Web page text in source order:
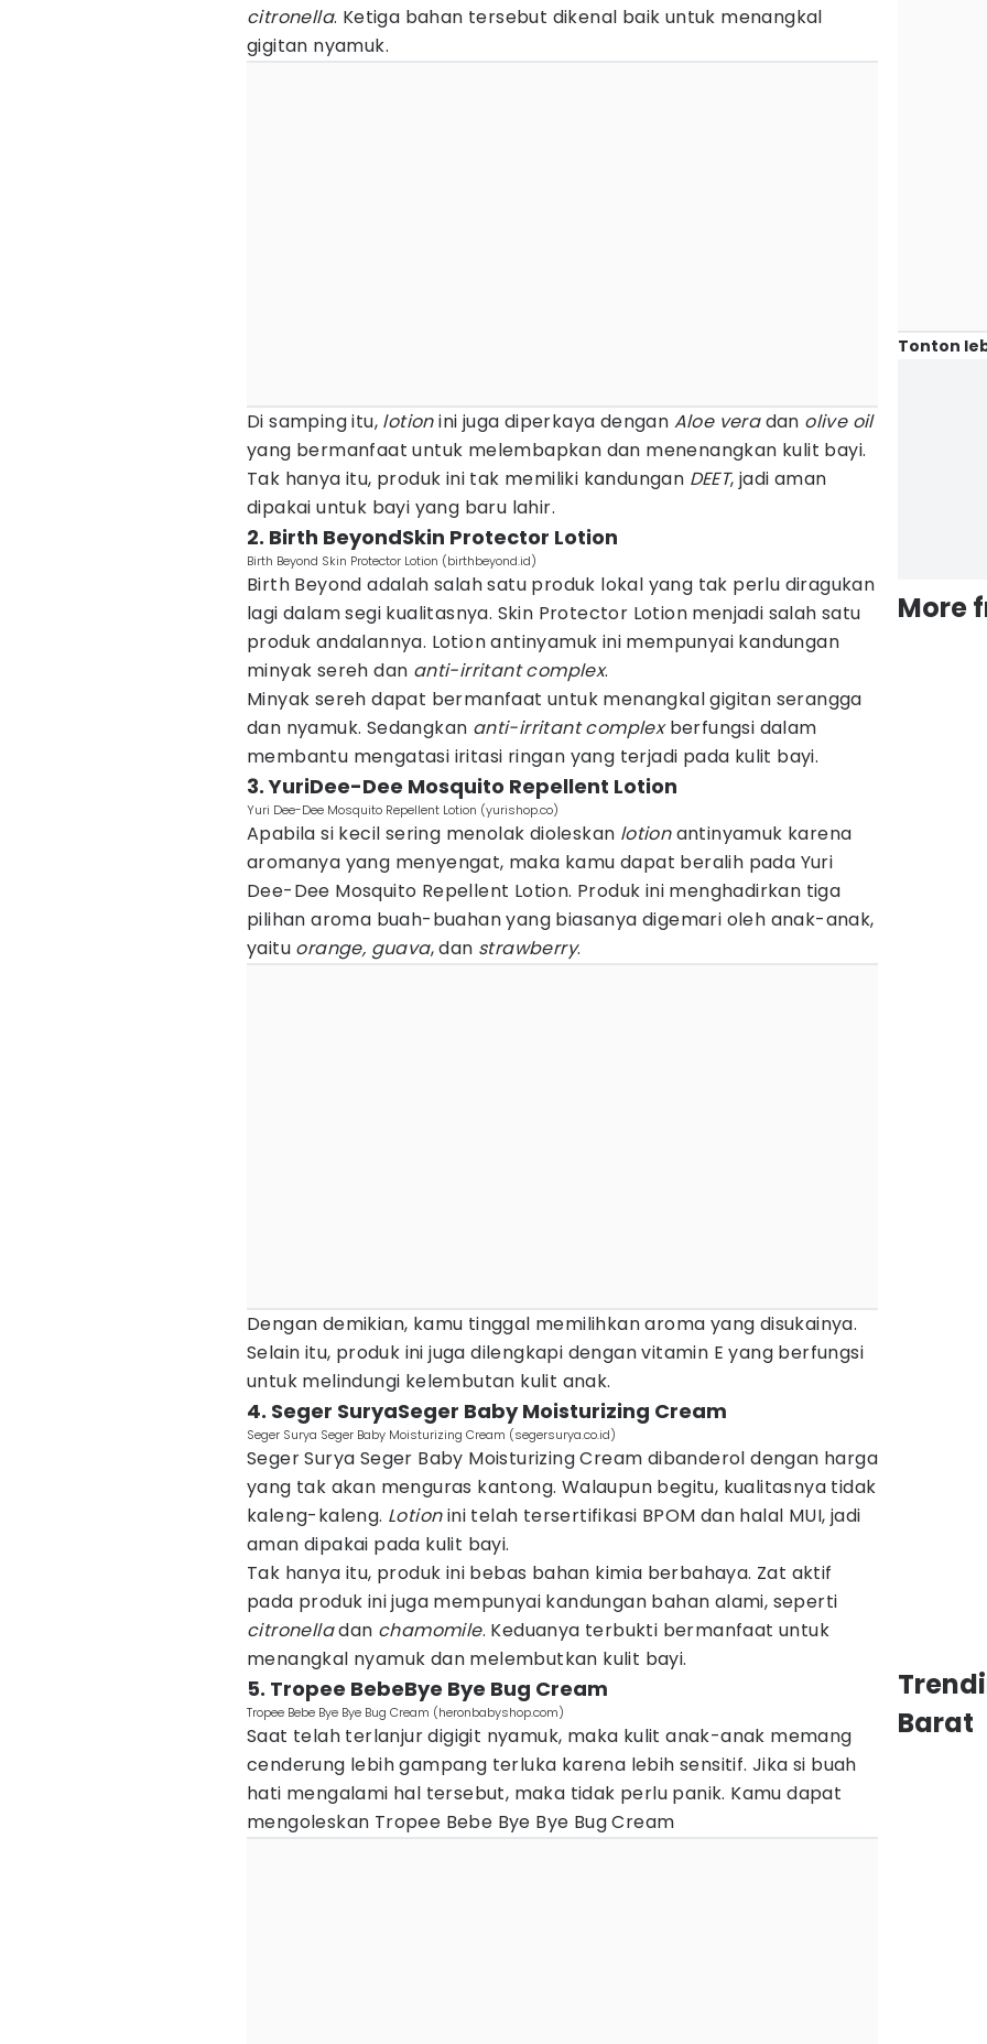
citronella. Ketiga bahan tersebut dikenal baik untuk menangkal
gigitan nyamuk.
Di samping itu, lotionini juga diperkaya dengan Aloe veradan olive oil
yang bermanfaat untuk melembapkan dan menenangkan kulit bayi.
Tak hanya itu, produk ini tak memiliki kandungan DEET, jadi aman
dipakai untuk bayi yang baru lahir.
2. Birth BeyondSkin Protector Lotion
Birth Beyond Skin Protector Lotion (birthbeyond.id)
Birth Beyond adalah salah satu produk lokal yang tak perlu diragukan
lagi dalam segi kualitasnya. Skin Protector Lotion menjadi salah satu
produk andalannya. Lotion antinyamuk ini mempunyai kandungan
minyak sereh dan anti-irritant complex.
Minyak sereh dapat bermanfaat untuk menangkal gigitan serangga
dan nyamuk. Sedangkan anti-irritant complexberfungsi dalam
membantu mengatasi iritasi ringan yang terjadi pada kulit bayi.
3. YuriDee-Dee Mosquito Repellent Lotion
Yuri Dee-Dee Mosquito Repellent Lotion (yurishop.co)
Apabila si kecil sering menolak dioleskan lotionantinyamuk karena
aromanya yang menyengat, maka kamu dapat beralih pada Yuri
Dee-Dee Mosquito Repellent Lotion. Produk ini menghadirkan tiga
pilihan aroma buah-buahan yang biasanya digemari oleh anak-anak,
yaitu orange, guava, dan strawberry.
Dengan demikian, kamu tinggal memilihkan aroma yang disukainya.
Selain itu, produk ini juga dilengkapi dengan vitamin E yang berfungsi
untuk melindungi kelembutan kulit anak.
4. Seger SuryaSeger Baby Moisturizing Cream
Seger Surya Seger Baby Moisturizing Cream (segersurya.co.id)
Seger Surya Seger Baby Moisturizing Cream dibanderol dengan harga
yang tak akan menguras kantong. Walaupun begitu, kualitasnya tidak
kaleng-kaleng. Lotionini telah tersertifikasi BPOM dan halal MUI, jadi
aman dipakai pada kulit bayi.
Tak hanya itu, produk ini bebas bahan kimia berbahaya. Zat aktif
pada produk ini juga mempunyai kandungan bahan alami, seperti
citronelladan chamomile. Keduanya terbukti bermanfaat untuk
menangkal nyamuk dan melembutkan kulit bayi.
5. Tropee BebeBye Bye Bug Cream
Tropee Bebe Bye Bye Bug Cream (heronbabyshop.com)
Saat telah terlanjur digigit nyamuk, maka kulit anak-anak memang
cenderung lebih gampang terluka karena lebih sensitif. Jika si buah
hati mengalami hal tersebut, maka tidak perlu panik. Kamu dapat
mengoleskan Tropee Bebe Bye Bye Bug Cream
Tonton
More
Barat